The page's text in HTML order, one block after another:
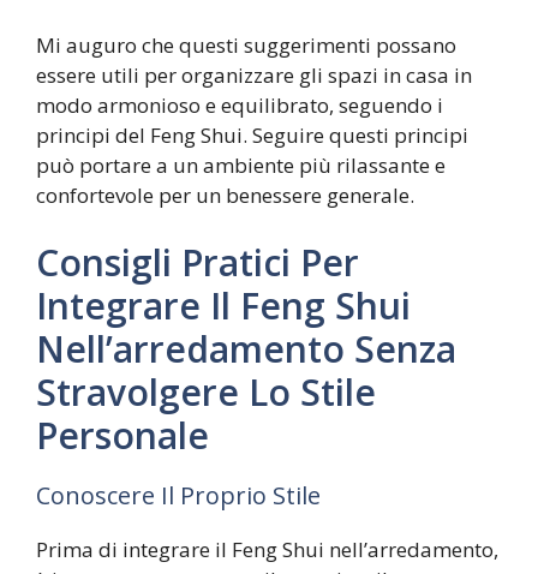
Mi auguro che questi suggerimenti possano
essere utili per organizzare gli spazi in casa in
modo armonioso e equilibrato, seguendo i
principi del Feng Shui. Seguire questi principi
può portare a un ambiente più rilassante e
confortevole per un benessere generale.
Consigli Pratici Per
Integrare Il Feng Shui
Nell’arredamento Senza
Stravolgere Lo Stile
Personale
Conoscere Il Proprio Stile
Prima di integrare il Feng Shui nell’arredamento,